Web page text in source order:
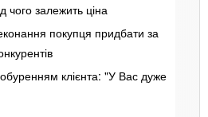
чого залежить ціна
покупця придбати за
клієнта: "У Вас дуже